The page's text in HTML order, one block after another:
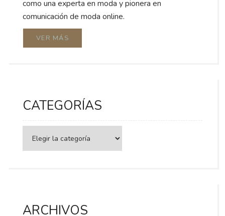
como una experta en moda y pionera en
comunicación de moda online.
VER MÁS
CATEGORÍAS
ARCHIVOS